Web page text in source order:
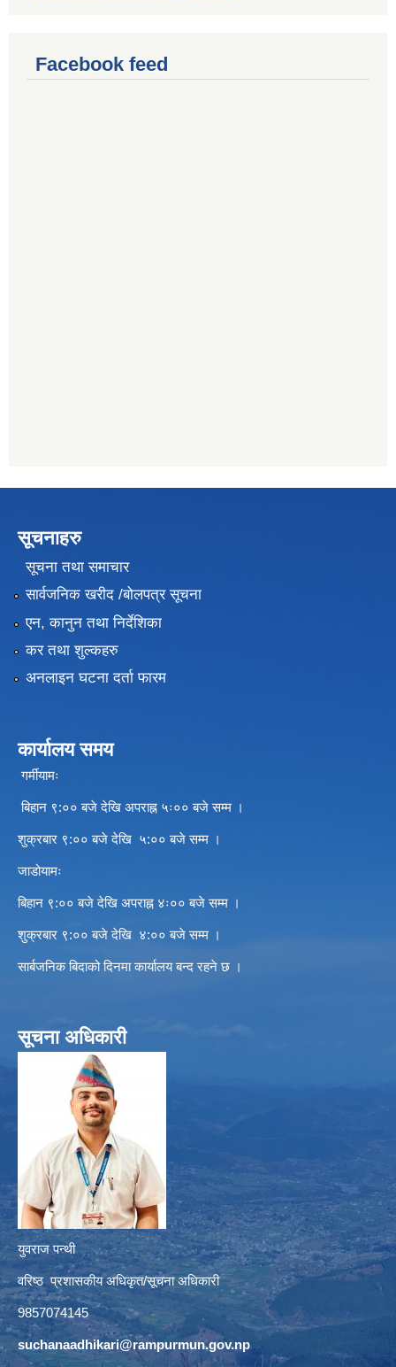
Facebook feed
सूचनाहरु
सूचना तथा समाचार
सार्वजनिक खरीद /बोलपत्र सूचना
एन, कानुन तथा निर्देशिका
कर तथा शुल्कहरु
अनलाइन घटना दर्ता फारम
कार्यालय समय
गर्मीयामः
बिहान ९:०० बजे देखि अपराह्न ५ः०० बजे सम्म ।
शुक्रबार ९:०० बजे देखि ५:०० बजे सम्म ।
जाडोयामः
बिहान ९:०० बजे देखि अपराह्न ४ः०० बजे सम्म ।
शुक्रबार ९:०० बजे देखि ४:०० बजे सम्म ।
सार्बजनिक बिदाको दिनमा कार्यालय बन्द रहने छ ।
सूचना अधिकारी
युवराज पन्थी
वरिष्ठ प्रशासकीय अधिकृत/सूचना अधिकारी
9857074145
suchanaadhikari@rampurmun.gov.np